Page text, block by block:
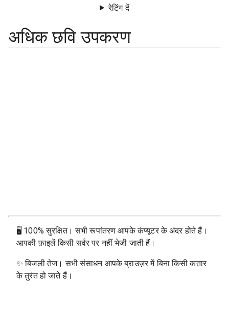
रेटिंग दें
अधिक छवि उपकरण
🖥 100% सुरक्षित। सभी रूपांतरण आपके कंप्यूटर के अंदर होते हैं।
आपकी फ़ाइलें किसी सर्वर पर नहीं भेजी जाती हैं।
✨बिजली तेज। सभी संसाधन आपके ब्राउज़र में बिना किसी कतार
के तुरंत हो जाते हैं।